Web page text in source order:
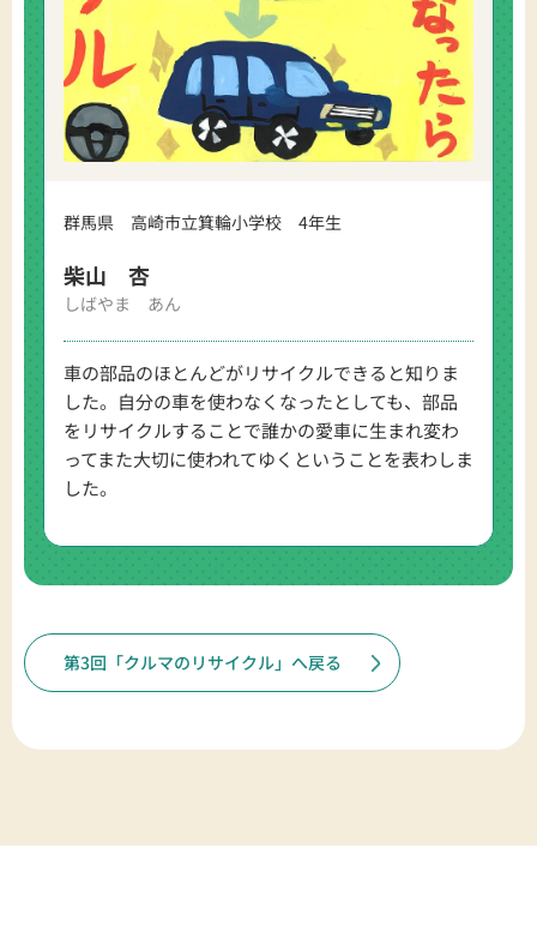
群馬県 高崎市立箕輪小学校 4年生
柴山 杏
しばやま あん
車の部品のほとんどがリサイクルできると知りま
した。自分の車を使わなくなったとしても、部品
をリサイクルすることで誰かの愛車に生まれ変わ
ってまた大切に使われてゆくということを表わしま
した。
第3回「クルマのリサイクル」へ戻る